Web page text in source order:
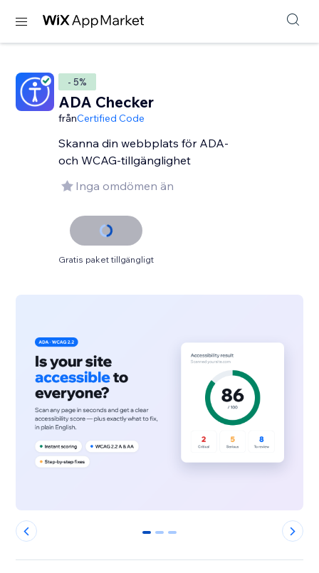
- 5%
ADA Checker
frånCertified Code
Skanna din webbplats för ADA-
och WCAG-tillgänglighet
Inga omdömen än
Gratis paket tillgängligt
0 1 2